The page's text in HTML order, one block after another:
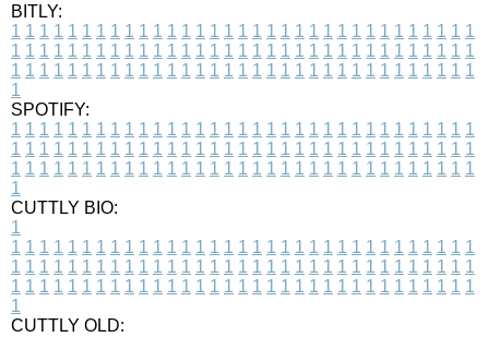
BITLY:
1 1 1 1 1 1 1 1 1 1 1 1 1 1 1 1 1 1 1 1 1 1 1 1 1 1 1 1 1 1 1 1 1
1 1 1 1 1 1 1 1 1 1 1 1 1 1 1 1 1 1 1 1 1 1 1 1 1 1 1 1 1 1 1 1 1
1 1 1 1 1 1 1 1 1 1 1 1 1 1 1 1 1 1 1 1 1 1 1 1 1 1 1 1 1 1 1 1 1
1
SPOTIFY:
1 1 1 1 1 1 1 1 1 1 1 1 1 1 1 1 1 1 1 1 1 1 1 1 1 1 1 1 1 1 1 1 1
1 1 1 1 1 1 1 1 1 1 1 1 1 1 1 1 1 1 1 1 1 1 1 1 1 1 1 1 1 1 1 1 1
1 1 1 1 1 1 1 1 1 1 1 1 1 1 1 1 1 1 1 1 1 1 1 1 1 1 1 1 1 1 1 1 1
1
CUTTLY BIO:
1
1 1 1 1 1 1 1 1 1 1 1 1 1 1 1 1 1 1 1 1 1 1 1 1 1 1 1 1 1 1 1 1 1
1 1 1 1 1 1 1 1 1 1 1 1 1 1 1 1 1 1 1 1 1 1 1 1 1 1 1 1 1 1 1 1 1
1 1 1 1 1 1 1 1 1 1 1 1 1 1 1 1 1 1 1 1 1 1 1 1 1 1 1 1 1 1 1 1 1
1
CUTTLY OLD: